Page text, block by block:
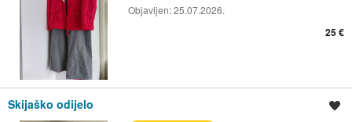
Objavljen:25.07.2026.
25 €
Skijaško odijelo